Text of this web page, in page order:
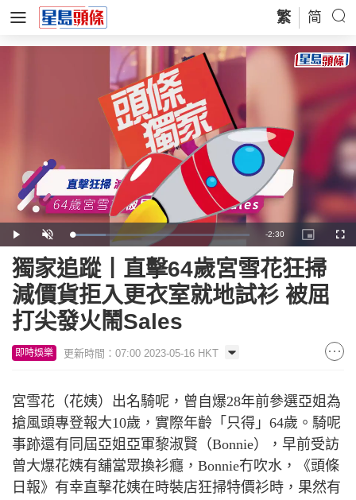
繁 简
Play Unmute Loaded:
19.37%
Remaining
Time
-2:30
Picture-
in-
獨家追蹤丨直擊64歲宮雪花狂掃
減價貨拒入更衣室就地試衫 被屈
打尖發火鬧Sales
即時娛樂 更新時間：07:00 2023-05-16 HKT
宮雪花 （花姨） 出名騎呢，曾自爆28年前參選亞姐為
搶風頭專登報大10歲，實際年齡「只得」 64歲。騎呢
事跡還有同屆亞姐亞軍黎淑賢 （Bonnie）
，早前受訪
曾大爆花姨有舖當眾換衫癮， Bonnie冇吹水，《頭條
日報》有幸直擊花姨在時裝店狂掃特價衫時，果然有